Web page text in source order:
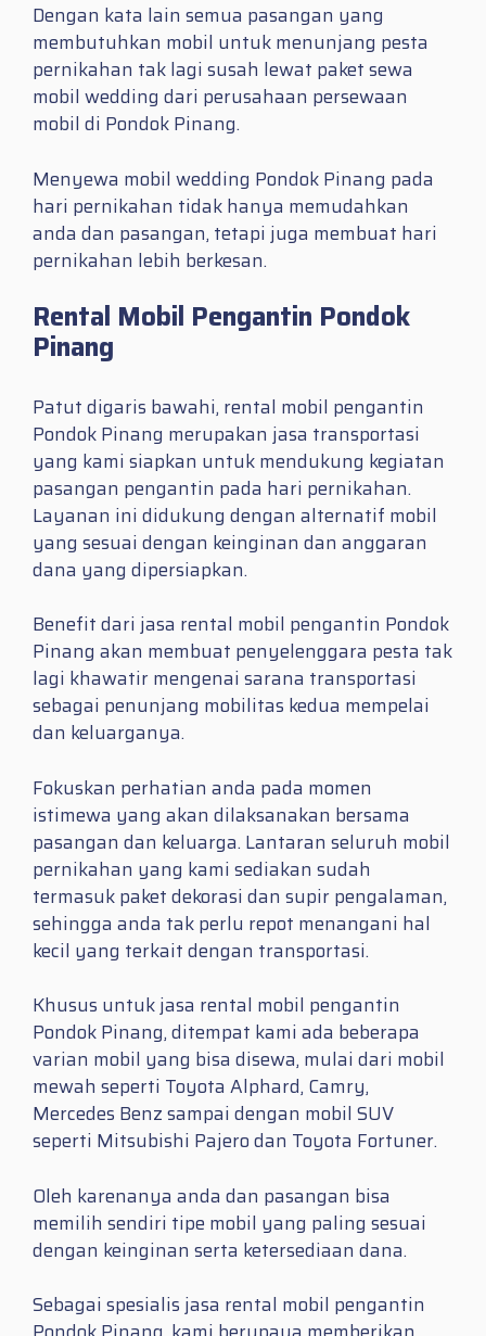
Dengan kata lain semua pasangan yang
membutuhkan mobil untuk menunjang pesta
pernikahan tak lagi susah lewat paket sewa
mobil wedding dari perusahaan persewaan
mobil di Pondok Pinang.
Menyewa mobil wedding Pondok Pinang pada
hari pernikahan tidak hanya memudahkan
anda dan pasangan, tetapi juga membuat hari
pernikahan lebih berkesan.
Rental Mobil Pengantin Pondok
Pinang
Patut digaris bawahi, rental mobil pengantin
Pondok Pinang merupakan jasa transportasi
yang kami siapkan untuk mendukung kegiatan
pasangan pengantin pada hari pernikahan.
Layanan ini didukung dengan alternatif mobil
yang sesuai dengan keinginan dan anggaran
dana yang dipersiapkan.
Benefit dari jasa rental mobil pengantin Pondok
Pinang akan membuat penyelenggara pesta tak
lagi khawatir mengenai sarana transportasi
sebagai penunjang mobilitas kedua mempelai
dan keluarganya.
Fokuskan perhatian anda pada momen
istimewa yang akan dilaksanakan bersama
pasangan dan keluarga. Lantaran seluruh mobil
pernikahan yang kami sediakan sudah
termasuk paket dekorasi dan supir pengalaman,
sehingga anda tak perlu repot menangani hal
kecil yang terkait dengan transportasi.
Khusus untuk jasa rental mobil pengantin
Pondok Pinang, ditempat kami ada beberapa
varian mobil yang bisa disewa, mulai dari mobil
mewah seperti Toyota Alphard, Camry,
Mercedes Benz sampai dengan mobil SUV
seperti Mitsubishi Pajero dan Toyota Fortuner.
Oleh karenanya anda dan pasangan bisa
memilih sendiri tipe mobil yang paling sesuai
dengan keinginan serta ketersediaan dana.
Sebagai spesialis jasa rental mobil pengantin